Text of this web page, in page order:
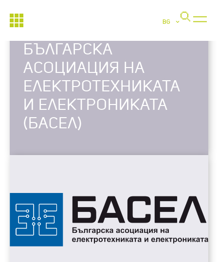
BG
БЪЛГАРСКА
АСОЦИАЦИЯ НА
ЕЛЕКТРОТЕХНИКАТА
И ЕЛЕКТРОНИКАТА
(БАСЕЛ)